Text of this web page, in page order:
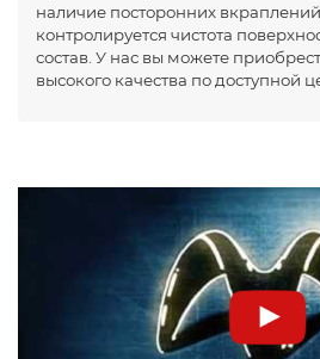
наличие посторонних
контролируется чистота
состав. У нас вы можете
высокого качества по доступной